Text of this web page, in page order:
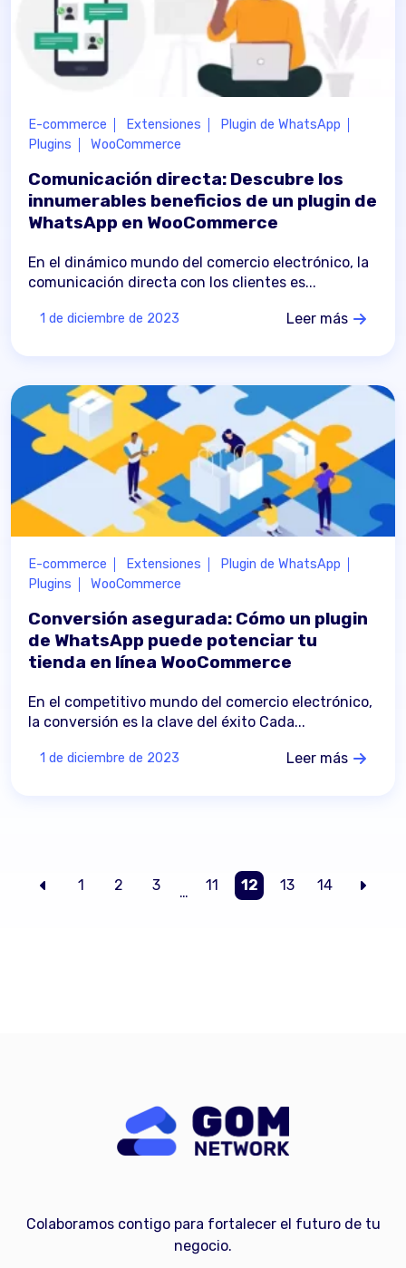
E-commerce Extensiones
Plugin de WhatsApp
Plugins
WooCommerce
Comunicación directa: Descubre los
innumerables beneficios de un plugin de
WhatsApp en WooCommerce
En el dinámico mundo del comercio electrónico, la
comunicación directa con los clientes es...
1 de diciembre de 2023 Leer más
E-commerce Extensiones
Plugin de WhatsApp
Plugins
WooCommerce
Conversión asegurada: Cómo un plugin
de WhatsApp puede potenciar tu
tienda en línea WooCommerce
En el competitivo mundo del comercio electrónico,
la conversión es la clave del éxito Cada...
1 de diciembre de 2023 Leer más
1 2 3 … 11 12 13 14
Colaboramos contigo para fortalecer el futuro de tu
negocio.